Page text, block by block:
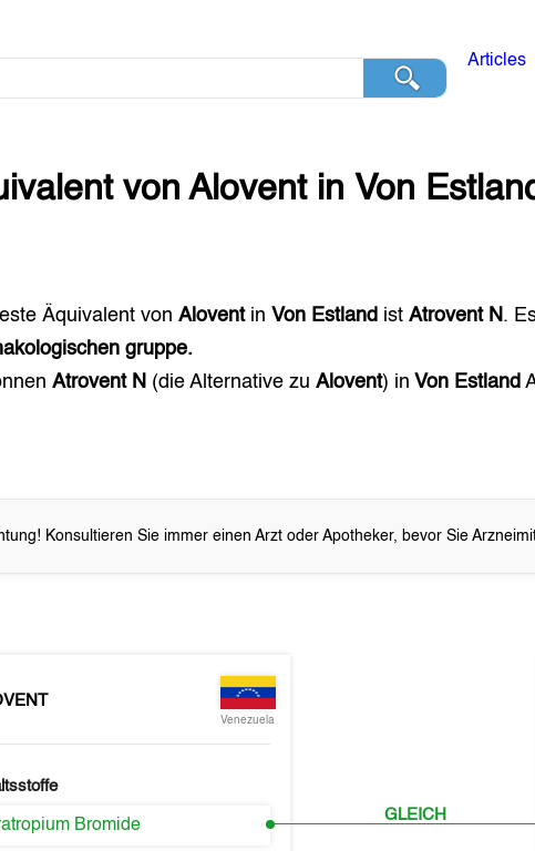
Articles
vonAloventin Von
Äquivalent vonAloventin Von Estland istAtrovent N .
gruppe.
Atrovent N (die Alternative zuAlovent) in Von Estland
Konsultieren Sie immer einen Arzt oder Apotheker, bevor Sie
Venezuela
Bromide
GLEICH